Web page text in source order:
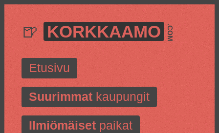
🍺 KORKKAAMO .COM
Etusivu
Suurimmatkaupungit
Ilmiömäisetpaikat